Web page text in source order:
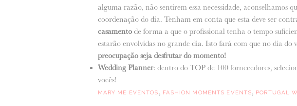
alguma razão, não sentirem essa necessidade, aconselhamos
coordenação do dia. Tenham em conta que esta deve ser
casamentode forma a que o profissional tenha o tempo
estarão envolvidas no grande dia. Isto fará com que no dia do
preocupação seja desfrutar do momento!
Wedding Planner: dentro do TOP de 100 fornecedores,
vocês!
MARY ME EVENTOS , FASHION MOMENTS EVENTS, PORTUGAL